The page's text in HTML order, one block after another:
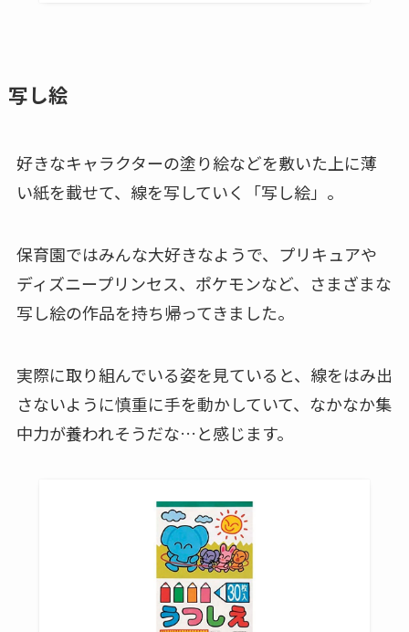
写し絵
好きなキャラクターの塗り絵などを敷いた上に薄
い紙を載せて、線を写していく「写し絵」。
保育園ではみんな大好きなようで、プリキュアや
ディズニープリンセス、ポケモンなど、さまざまな
写し絵の作品を持ち帰ってきました。
実際に取り組んでいる姿を見ていると、線をはみ出
さないように慎重に手を動かしていて、なかなか集
中力が養われそうだな…と感じます。